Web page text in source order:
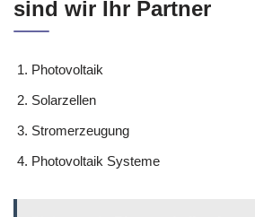
sind wir Ihr Partner
Photovoltaik
Solarzellen
Stromerzeugung
Photovoltaik Systeme